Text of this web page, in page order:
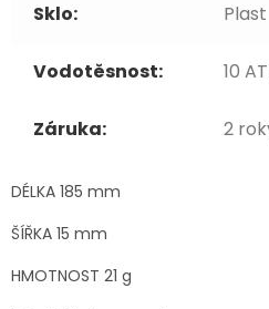
Sklo: Plast
Vodotěsnost: 10
Záruka: 2
DÉLKA 185 mm
ŠÍŘKA 15 mm
HMOTNOST 21 g